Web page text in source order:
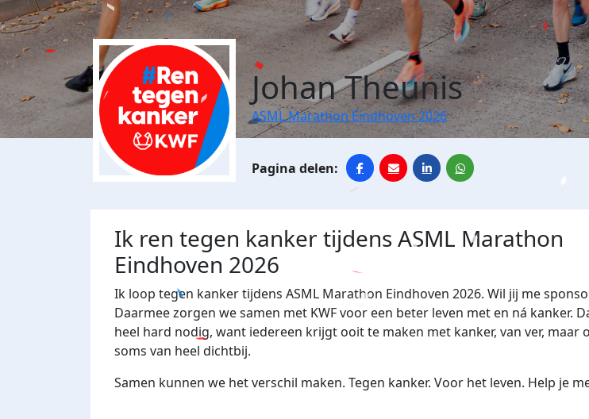
Johan Theunis
ASML Marathon Eindhoven 2026
Ik ren tegen kanker tijdens ASML Marathon
Eindhoven 2026
Ik loop tegen kanker tijdens ASML Marathon Eindhoven 2026. Wil jij me
Daarmee zorgen we samen met KWF voor een beter leven met en ná kanker.
heel hard nodig, want iedereen krijgt ooit te maken met kanker, van ver, maar
soms van heel dichtbij.
Samen kunnen we het verschil maken. Tegen kanker. Voor het leven. Help je